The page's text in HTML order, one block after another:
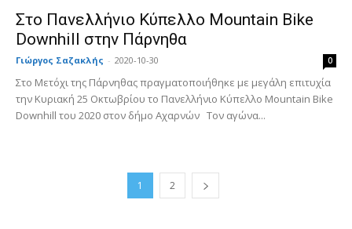
Στο Πανελλήνιο Κύπελλο Mountain Bike
Downhill στην Πάρνηθα
Γιώργος Σαζακλής - 2020-10-30 0
Στο Μετόχι της Πάρνηθας πραγματοποιήθηκε με μεγάλη επιτυχία
την Κυριακή 25 Οκτωβρίου το Πανελλήνιο Κύπελλο Mountain Bike
Downhill του 2020 στον δήμο Αχαρνών Τον αγώνα...
1 2